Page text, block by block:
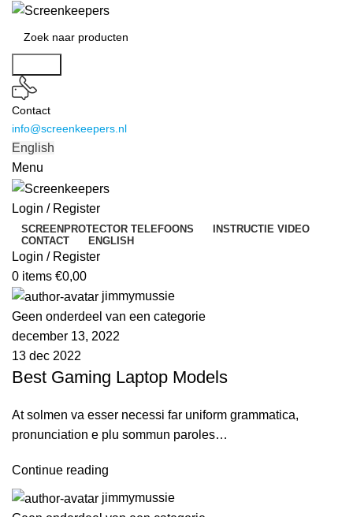
Contact
info@screenkeepers.nl
English
Menu
Login / Register
SCREENPROTECTOR TELEFOONS
INSTRUCTIE VIDEO
CONTACT
ENGLISH
Login / Register
0 items €0,00
jimmymussie
Geen onderdeel van een categorie
december 13, 2022
13 dec 2022
Best Gaming Laptop Models
At solmen va esser necessi far uniform grammatica,
pronunciation e plu sommun paroles…
Continue reading
jimmymussie